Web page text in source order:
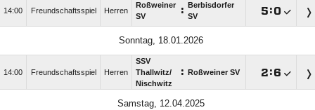
14:00 Freundschaftsspiel Herren
Roßweiner
SV
:
Berbisdorfer
SV
:
Sonntag, 18.01.2026
14:00 Freundschaftsspiel Herren
SSV
Thallwitz/​
Nischwitz
: Roßweiner SV :
Samstag, 12.04.2025